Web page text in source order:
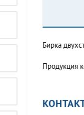
Бирка
Продукция